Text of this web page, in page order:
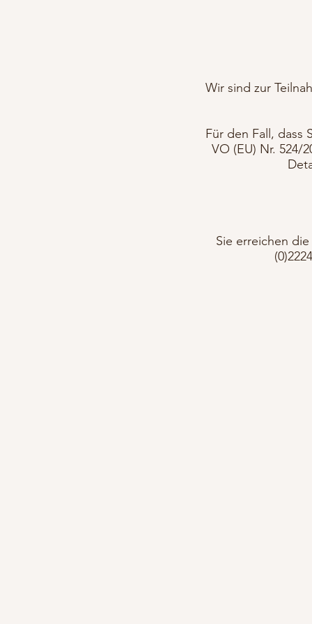
Wir sind zur
Für den Fall, dass
VO (EU) Nr. 524/
Sie erreichen